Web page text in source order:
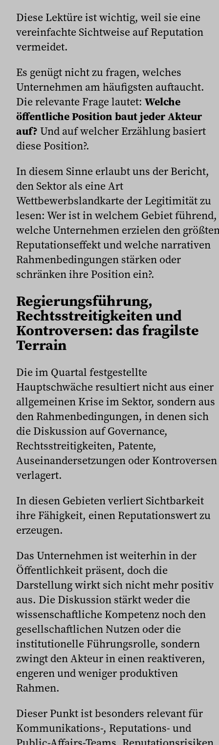
Diese Lektüre ist wichtig, weil sie eine
vereinfachte Sichtweise auf Reputation
vermeidet.
Es genügt nicht zu fragen, welches
Unternehmen am häufigsten auftaucht.
Die relevante Frage lautet: Welche
öffentliche Position baut jeder Akteur
auf? Und auf welcher Erzählung basiert
diese Position?.
In diesem Sinne erlaubt uns der Bericht,
den Sektor als eine Art
Wettbewerbslandkarte der Legitimität zu
lesen: Wer ist in welchem Gebiet führend,
welche Unternehmen erzielen den
Reputationseffekt und welche narrativen
Rahmenbedingungen stärken oder
schränken ihre Position ein?.
Regierungsführung,
Rechtsstreitigkeiten und
Kontroversen: das fragilste
Terrain
Die im Quartal festgestellte
Hauptschwäche resultiert nicht aus einer
allgemeinen Krise im Sektor, sondern aus
den Rahmenbedingungen, in denen sich
die Diskussion auf Governance,
Rechtsstreitigkeiten, Patente,
Auseinandersetzungen oder Kontroversen
verlagert.
In diesen Gebieten verliert Sichtbarkeit
ihre Fähigkeit, einen Reputationswert zu
erzeugen.
Das Unternehmen ist weiterhin in der
Öffentlichkeit präsent, doch die
Darstellung wirkt sich nicht mehr positiv
aus. Die Diskussion stärkt weder die
wissenschaftliche Kompetenz noch den
gesellschaftlichen Nutzen oder die
institutionelle Führungsrolle, sondern
zwingt den Akteur in einen reaktiveren,
engeren und weniger produktiven
Rahmen.
Dieser Punkt ist besonders relevant für
Kommunikations-, Reputations- und